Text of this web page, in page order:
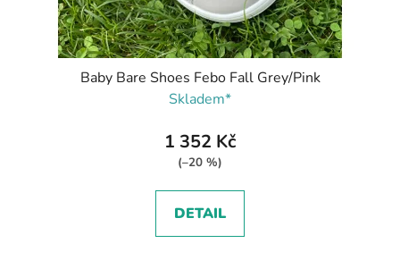
Baby Bare Shoes Febo Fall Grey/Pink
Skladem*
1 352 Kč
(–20 %)
DETAIL